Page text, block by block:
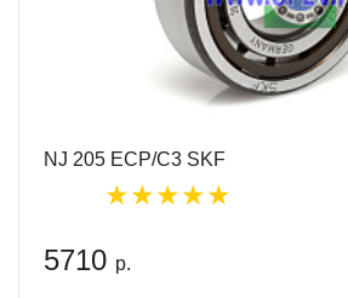
NJ 205 ECP/C3 SKF
5710 р.